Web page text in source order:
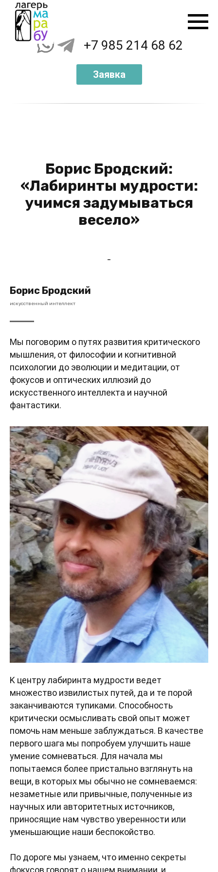
+7 985 214 68 62
Заявка
Борис Бродский:
«Лабиринты мудрости:
учимся задумываться
весело»
-
Борис Бродский
искусственный интеллект
Мы поговорим о путях развития критического
мышления, от философии и когнитивной
психологии до эволюции и медитации, от
фокусов и оптических иллюзий до
искусственного интеллекта и научной
фантастики.
K центру лабиринта мудрости ведет
множество извилистых путей, да и те порой
заканчиваются тупиками. Способность
критически осмысливать свой опыт может
помочь нам меньше заблуждаться. В качестве
первого шага мы попробуем улучшить наше
умение сомневаться. Для начала мы
попытаемся более пристально взглянуть на
вещи, в которых мы обычно не сомневаемся:
незаметные или привычные, полученные из
научных или авторитетных источников,
приносящие нам чувство уверенности или
уменьшающие наши беспокойство.
По дороге мы узнаем, что именно секреты
фокусов говорят о нашем внимании, и